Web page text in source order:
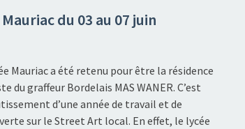
du 03 au 07 juin
Mauriac a été retenu pour être la résidence
du graffeur Bordelais MAS WANER. C’est
d’une année de travail et de
sur le Street Art local. En effet, le lycée